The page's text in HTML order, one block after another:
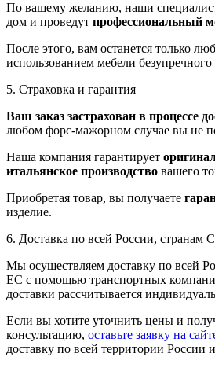
По вашему желанию, наши
дом и проведут профессиональный
После этого, вам останется только
использованием мебели безупречного
5. Страховка и гарантия
Ваш заказ застрахован в процессе
любом форс-мажорном случае вы не
Наша компания гарантирует
итальянское производство вашего
Приобретая товар, вы получаете
изделие.
6. Доставка по всей России, странам
Мы осуществляем доставку по всей
ЕС с помощью транспортных
доставки рассчитывается
Если вы хотите уточнить цены и
консультацию, оставьте заявку на
доставку по всей территории России